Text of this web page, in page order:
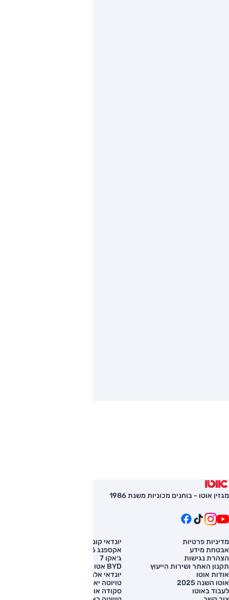
מגזין אוטו - בוחנים מכוניות משנת 1986
מדיניות פרטיות
אבטחת מידע
הצהרת נגישות
תקנון האתר ושירות הייעוץ
אודות אוטו
אוטו השנה 2025
לעבוד באוטו
יונדאי קונה
אקספנג G6
ג׳אקו 7
BYD אטו 3
יונדאי אלנטרה
טויוטה יאריס קרוס
סקודה אוקטביה